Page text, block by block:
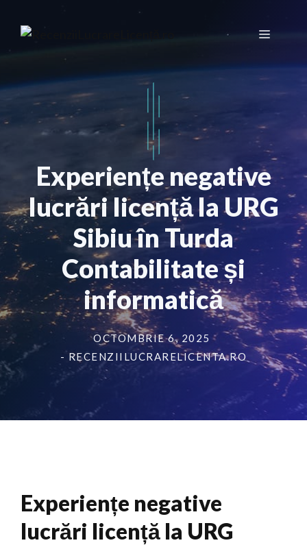
Meniu
Experiențe negative
lucrări licență la URG
Sibiu în Turda
Contabilitate și
informatică
OCTOMBRIE 6, 2025
- RECENZIILUCRARELICENTA.RO
Experiențe negative
lucrări licență la URG